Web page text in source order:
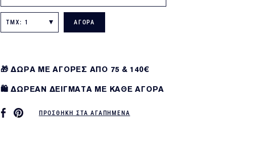
TMX: 1 ΑΓΟΡΑ
🎁 ΔΩΡΑ ΜΕ ΑΓΟΡΕΣ ΑΠΌ 75 & 140€
🛍️ ΔΩΡΕΑΝ ΔΕΙΓΜΑΤΑ ΜΕ ΚΑΘΕ ΑΓΟΡΑ
ΠΡΟΣΘΗΚΗ ΣΤΑ ΑΓΑΠΗΜΕΝΑ